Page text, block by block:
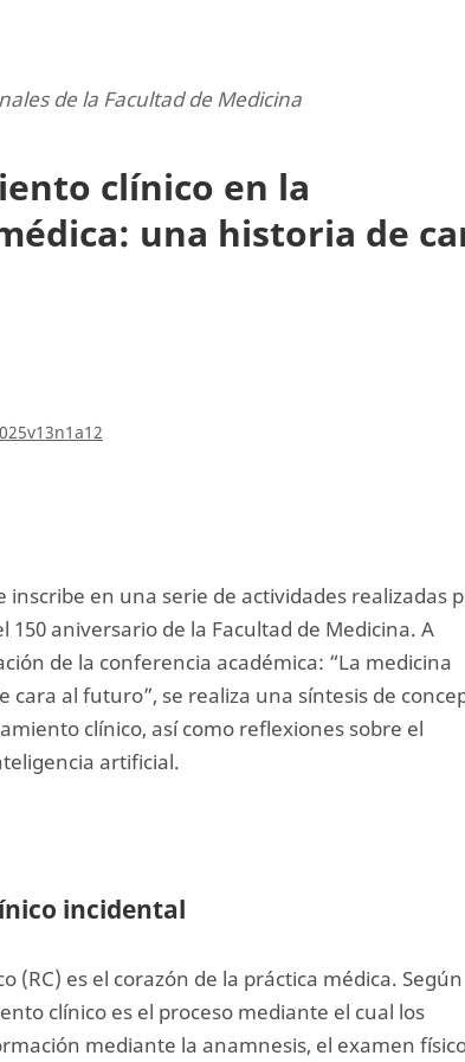
de la Facultad de Medicina
clínico en la
una historia de
inscribe en una serie de actividades realizadas
150 aniversario de la Facultad de Medicina. A
de la conferencia académica: “La medicina
cara al futuro”, se realiza una síntesis de
clínico, así como reflexiones sobre el
artificial.
incidental
(RC) es el corazón de la práctica médica. Según
clínico es el proceso mediante el cual los
mediante la anamnesis, el examen